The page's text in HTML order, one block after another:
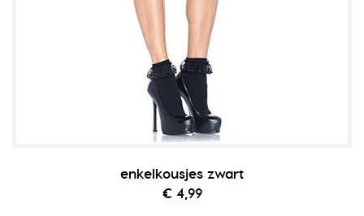
enkelkousjes zwart
€ 4,99